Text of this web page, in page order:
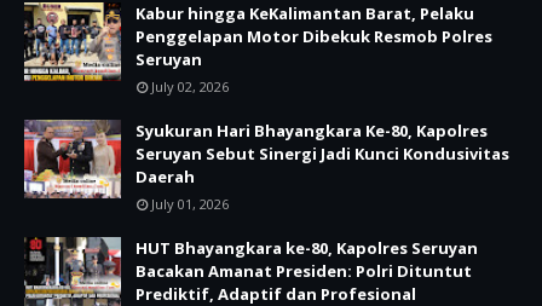
Kabur hingga KeKalimantan Barat, Pelaku
Penggelapan Motor Dibekuk Resmob Polres
Seruyan
July 02, 2026
Syukuran Hari Bhayangkara Ke-80, Kapolres
Seruyan Sebut Sinergi Jadi Kunci Kondusivitas
Daerah
July 01, 2026
HUT Bhayangkara ke-80, Kapolres Seruyan
Bacakan Amanat Presiden: Polri Dituntut
Prediktif, Adaptif dan Profesional